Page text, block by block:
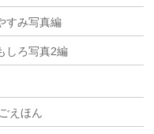
すみ写真編
しろ写真2編
えほん